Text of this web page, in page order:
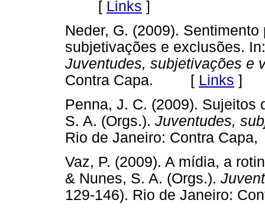
[ Links ]
Neder, G. (2009).
subjetivações e exclusões.
Juventudes, subjetivações e
Contra Capa. [ Links ]
Penna, J. C. (2009). Sujeitos
S. A. (Orgs.). Juventudes,
Rio de Janeiro: Contra
Vaz, P. (2009). A mídia, a
& Nunes, S. A. (Orgs.).
129-146). Rio de Janeiro: